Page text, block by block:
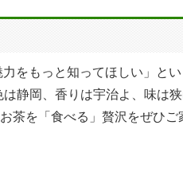
をもっと知ってほしい」と
静岡、香りは宇治よ、味は狭
茶を「食べる」贅沢をぜひ